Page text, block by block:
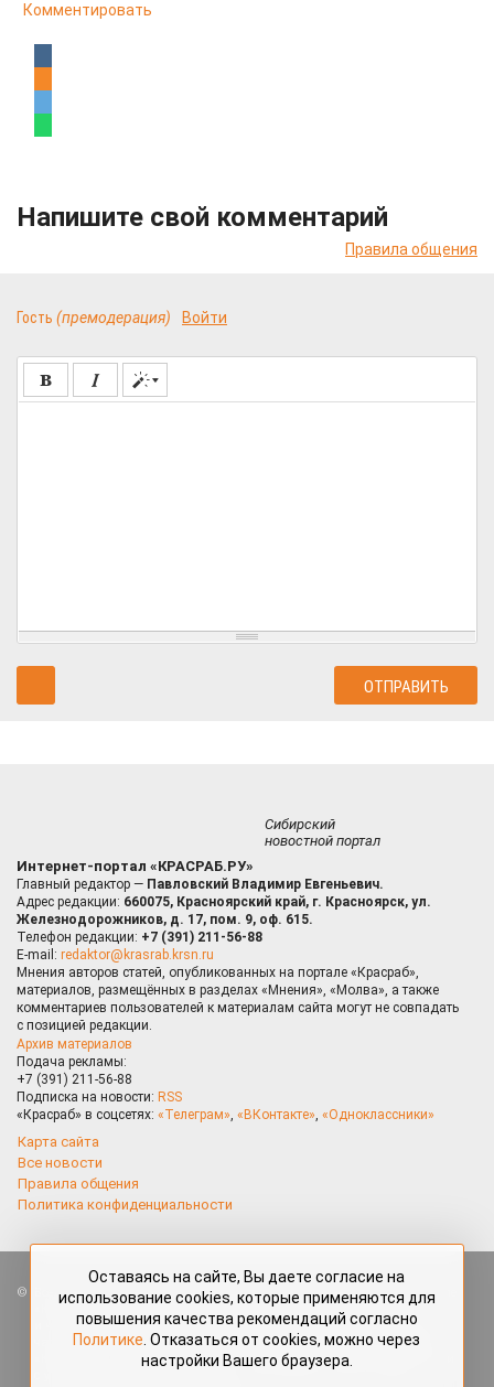
Комментировать
Напишите свой комментарий
Правила общения
Гость (премодерация) Войти
Сибирский
новостной портал
Интернет-портал «КРАСРАБ.РУ»
Главный редактор — Павловский Владимир Евгеньевич.
Адрес редакции: 660075, Красноярский край, г. Красноярск, ул.
Железнодорожников, д. 17, пом. 9, оф. 615.
Телефон редакции: +7 (391) 211-56-88
E-mail: redaktor@krasrab.krsn.ru
Мнения авторов статей, опубликованных на портале «Красраб»,
материалов, размещённых в разделах «Мнения», «Молва», а также
комментариев пользователей к материалам сайта могут не совпадать
с позицией редакции.
Архив материалов
Подача рекламы:
+7 (391) 211-56-88
Подписка на новости: RSS
«Красраб» в соцсетях: «Телеграм», «ВКонтакте», «Одноклассники»
Карта сайта
Все новости
Правила общения
Политика конфиденциальности
Все права защищены. Любые материалы, размещённые на портале
«Красраб.ру» сотрудниками редакции, нештатными авторами
и читателями, являются объектами авторского права. Полное или
частичное использование материалов, размещённых на портале
«Красраб.ру», допускается только с письменного согласия редакции
Оставаясь на сайте, Вы даете согласие на
использование cookies, которые применяются для
повышения качества рекомендаций согласно
Политике . Отказаться от cookies, можно через
настройки Вашего браузера.